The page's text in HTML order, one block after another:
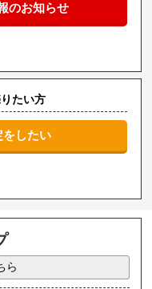
のお知らせ
たい方
したい
ら